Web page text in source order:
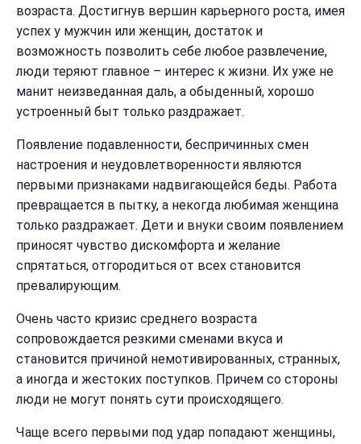
возраста. Достигнув вершин карьерного роста, имея
успех у мужчин или женщин, достаток и
возможность позволить себе любое развлечение,
люди теряют главное – интерес к жизни. Их уже не
манит неизведанная даль, а обыденный, хорошо
устроенный быт только раздражает.
Появление подавленности, беспричинных смен
настроения и неудовлетворенности являются
первыми признаками надвигающейся беды. Работа
превращается в пытку, а некогда любимая женщина
только раздражает. Дети и внуки своим появлением
приносят чувство дискомфорта и желание
спрятаться, отгородиться от всех становится
превалирующим.
Очень часто кризис среднего возраста
сопровождается резкими сменами вкуса и
становится причиной немотивированных, странных,
а иногда и жестоких поступков. Причем со стороны
люди не могут понять сути происходящего.
Чаще всего первыми под удар попадают женщины,